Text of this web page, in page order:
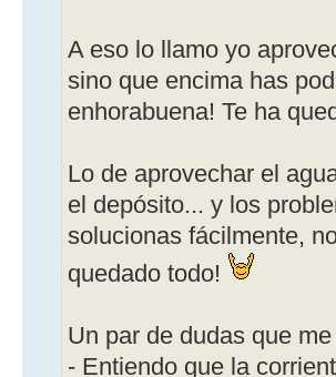
A eso lo llamo yo
sino que encima has
enhorabuena! Te ha
Lo de aprovechar el
el depósito... y los
solucionas fácilmente,
quedado todo!
Un par de dudas que
- Entiendo que la